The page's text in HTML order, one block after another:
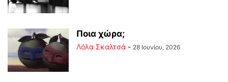
Ποια χώρα;
Λόλα Σκαλτσά - 28 Ιουνίου, 2026